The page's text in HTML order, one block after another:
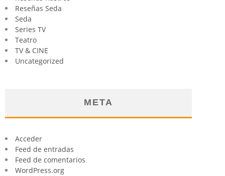
Reseñas Seda
Seda
Series TV
Teatro
TV & CINE
Uncategorized
META
Acceder
Feed de entradas
Feed de comentarios
WordPress.org